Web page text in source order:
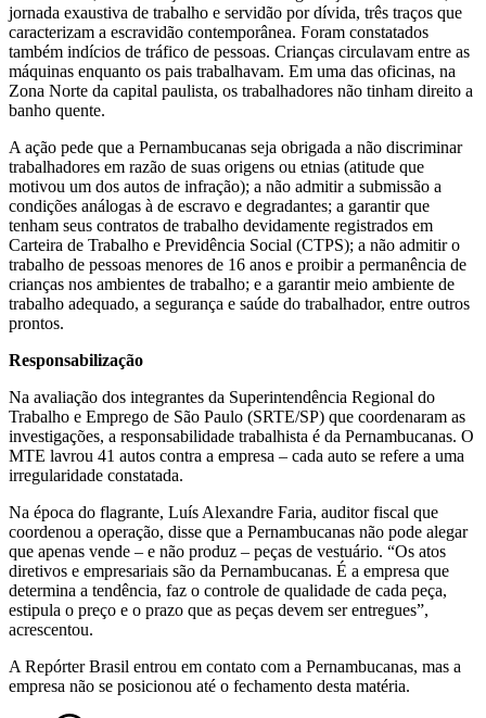
jornada exaustiva de trabalho e servidão por dívida, três traços que
caracterizam a escravidão contemporânea. Foram constatados
também indícios de tráfico de pessoas. Crianças circulavam entre as
máquinas enquanto os pais trabalhavam. Em uma das oficinas, na
Zona Norte da capital paulista, os trabalhadores não tinham direito a
banho quente.
A ação pede que a Pernambucanas seja obrigada a não discriminar
trabalhadores em razão de suas origens ou etnias (atitude que
motivou um dos autos de infração); a não admitir a submissão a
condições análogas à de escravo e degradantes; a garantir que
tenham seus contratos de trabalho devidamente registrados em
Carteira de Trabalho e Previdência Social (CTPS); a não admitir o
trabalho de pessoas menores de 16 anos e proibir a permanência de
crianças nos ambientes de trabalho; e a garantir meio ambiente de
trabalho adequado, a segurança e saúde do trabalhador, entre outros
prontos.
Responsabilização
Na avaliação dos integrantes da Superintendência Regional do
Trabalho e Emprego de São Paulo (SRTE/SP) que coordenaram as
investigações, a responsabilidade trabalhista é da Pernambucanas. O
MTE lavrou 41 autos contra a empresa – cada auto se refere a uma
irregularidade constatada.
Na época do flagrante, Luís Alexandre Faria, auditor fiscal que
coordenou a operação, disse que a Pernambucanas não pode alegar
que apenas vende – e não produz – peças de vestuário. “Os atos
diretivos e empresariais são da Pernambucanas. É a empresa que
determina a tendência, faz o controle de qualidade de cada peça,
estipula o preço e o prazo que as peças devem ser entregues”,
acrescentou.
A Repórter Brasil entrou em contato com a Pernambucanas, mas a
empresa não se posicionou até o fechamento desta matéria.